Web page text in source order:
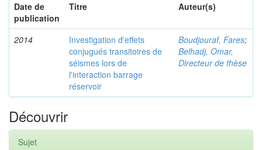
Date de
publication
Titre Auteur(s)
2014
Investigation d'effets
conjugués transitoires de
séismes lors de
l'interaction barrage
réservoir
Boudjouraf, Fares;
Belhadj, Omar,
Directeur de thèse
Découvrir
Sujet